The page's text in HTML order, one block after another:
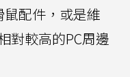
配件，或是維
對較高的PC周邊